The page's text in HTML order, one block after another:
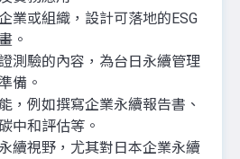
業或組織，設計可落地的ESG
。
測驗的內容，為台日永續管理
備。
，例如撰寫企業永續報告書、
中和評估等。
續視野，尤其對日本企業永續